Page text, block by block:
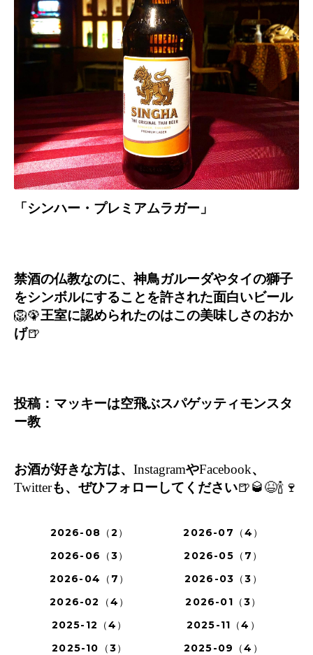
「シンハー・プレミアムラガー」
禁酒の仏教なのに、神鳥ガルーダやタイの獅子
をシンボルにすることを許された面白いビール
🦁🦚王室に認められたのはこの美味しさのおか
げ🍺
投稿：マッキーは空飛ぶスパゲッティモンスタ
ー教
お酒が好きな方は、 InstagramやFacebook、
Twitterも、ぜひフォローしてください🍺🥃😆🍾🍷
2026-08（2）
2026-07（4）
2026-06（3）
2026-05（7）
2026-04（7）
2026-03（3）
2026-02（4）
2026-01（3）
2025-12（4）
2025-11（4）
2025-10（3）
2025-09（4）